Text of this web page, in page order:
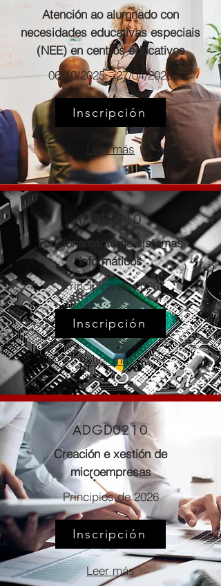
Atención ao alumnado con
necesidades educativas especiais
(NEE) en centros educativos
06/10/2025 - 27/04/2026
Inscripción
Leer más
IFCT0210
Funcionamento de sistemas
informáticos
Principios de 2026
Inscripción
Leer más
ADGD0210
Creación e xestión de
microempresas
Principios de 2026
Inscripción
Leer más